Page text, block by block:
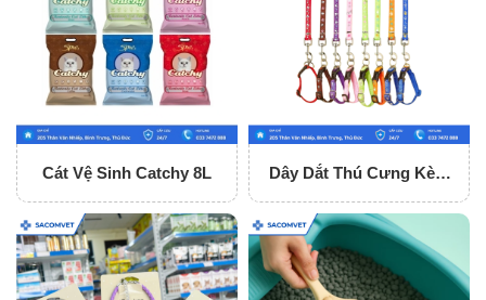
Cát Vệ Sinh Catchy 8L
Dây Dắt Thú Cưng Kèm